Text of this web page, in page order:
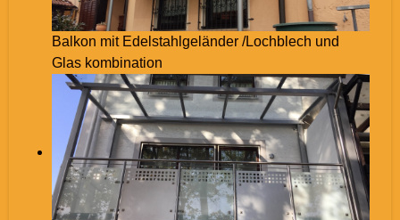
Balkon mit Edelstahlgeländer /Lochblech und
Glas kombination